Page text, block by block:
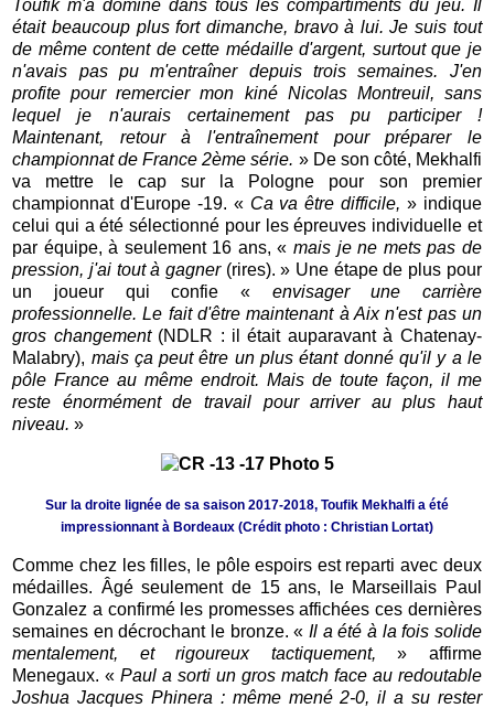
Toufik m'a dominé dans tous les compartiments du jeu. Il
était beaucoup plus fort dimanche, bravo à lui. Je suis tout
de même content de cette médaille d'argent, surtout que je
n'avais pas pu m'entraîner depuis trois semaines. J'en
profite pour remercier mon kiné Nicolas Montreuil, sans
lequel je n'aurais certainement pas pu participer !
Maintenant, retour à l'entraînement pour préparer le
championnat de France 2ème série. » De son côté, Mekhalfi
va mettre le cap sur la Pologne pour son premier
championnat d'Europe -19. « Ca va être difficile, » indique
celui qui a été sélectionné pour les épreuves individuelle et
par équipe, à seulement 16 ans, «mais je ne mets pas de
pression, j'ai tout à gagner (rires). » Une étape de plus pour
un joueur qui confie « envisager une carrière
professionnelle. Le fait d'être maintenant à Aix n'est pas un
gros changement (NDLR : il était auparavant à Chatenay-
Malabry), mais ça peut être un plus étant donné qu'il y a le
pôle France au même endroit. Mais de toute façon, il me
reste énormément de travail pour arriver au plus haut
niveau. »
Sur la droite lignée de sa saison 2017-2018, Toufik Mekhalfi a été
impressionnant à Bordeaux (Crédit photo : Christian Lortat)
Comme chez les filles, le pôle espoirs est reparti avec deux
médailles. Âgé seulement de 15 ans, le Marseillais Paul
Gonzalez a confirmé les promesses affichées ces dernières
semaines en décrochant le bronze. « Il a été à la fois solide
mentalement, et rigoureux tactiquement,» affirme
Menegaux. «Paula sorti un gros match face au redoutable
Joshua Jacques Phinera : même mené 2-0, il a su rester